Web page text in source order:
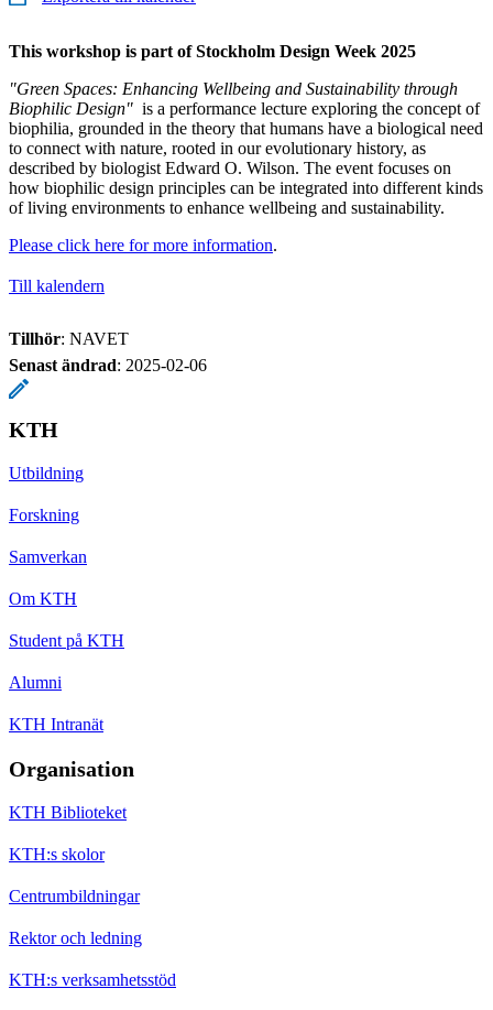
This workshop is part of Stockholm Design Week 2025
"Green Spaces: Enhancing Wellbeing and Sustainability through
Biophilic Design" is a performance lecture exploring the concept of
biophilia, grounded in the theory that humans have a biological need
to connect with nature, rooted in our evolutionary history, as
described by biologist Edward O. Wilson. The event focuses on
how biophilic design principles can be integrated into different kinds
of living environments to enhance wellbeing and sustainability.
Please click here for more information.
Till kalendern
Tillhör: NAVET
Senast ändrad: 2025-02-06
KTH
Utbildning
Forskning
Samverkan
Om KTH
Student på KTH
Alumni
KTH Intranät
Organisation
KTH Biblioteket
KTH:s skolor
Centrumbildningar
Rektor och ledning
KTH:s verksamhetsstöd